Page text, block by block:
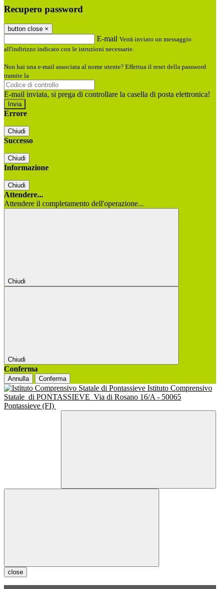
Recupero password
button close ×
E-mail Verrà inviato un messaggio
all'indirizzo indicato con le istruzioni necessarie.
Non hai una e-mail associata al nome utente? Effettua il reset della password
tramite la
E-mail inviata, si prega di controllare la casella di posta elettronica!
Errore
Chiudi
Successo
Chiudi
Informazione
Chiudi
Attendere...
Attendere il completamento dell'operazione...
Chiudi
Chiudi
Conferma
Annulla Conferma
Istituto Comprensivo
Statale di PONTASSIEVE Via di Rosano 16/A - 50065
Pontassieve (FI)
close